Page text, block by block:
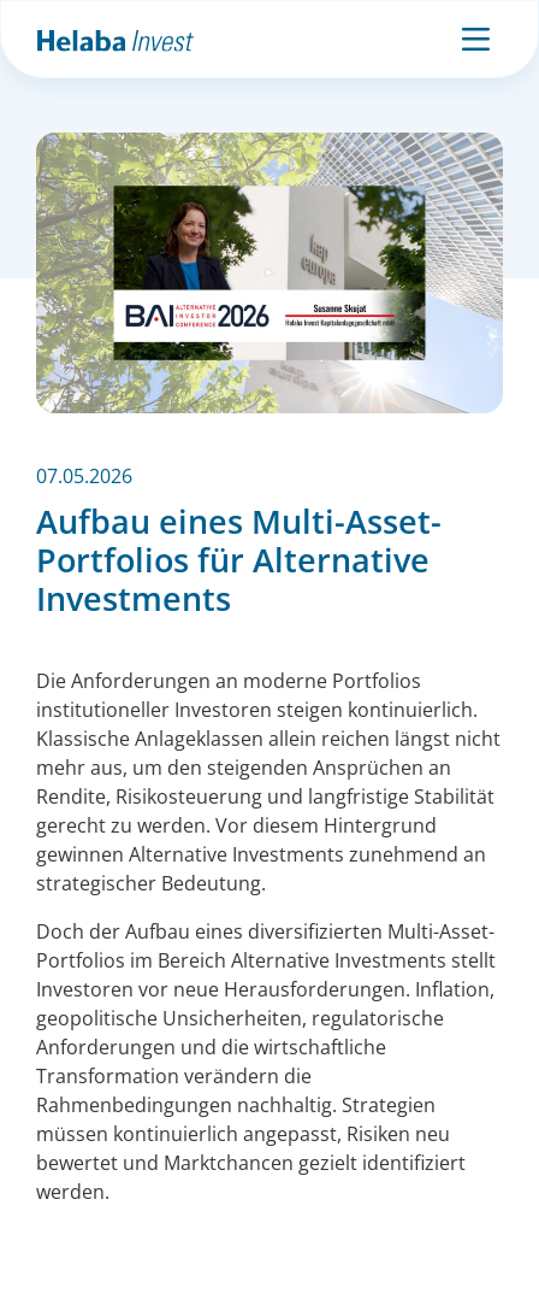
07.05.2026
Aufbau eines Multi-Asset-
Portfolios für Alternative
Investments
Die Anforderungen an moderne Portfolios
institutioneller Investoren steigen kontinuierlich.
Klassische Anlageklassen allein reichen längst nicht
mehr aus, um den steigenden Ansprüchen an
Rendite, Risikosteuerung und langfristige Stabilität
gerecht zu werden. Vor diesem Hintergrund
gewinnen Alternative Investments zunehmend an
strategischer Bedeutung.
Doch der Aufbau eines diversifizierten Multi-Asset-
Portfolios im Bereich Alternative Investments stellt
Investoren vor neue Herausforderungen. Inflation,
geopolitische Unsicherheiten, regulatorische
Anforderungen und die wirtschaftliche
Transformation verändern die
Rahmenbedingungen nachhaltig. Strategien
müssen kontinuierlich angepasst, Risiken neu
bewertet und Marktchancen gezielt identifiziert
werden.